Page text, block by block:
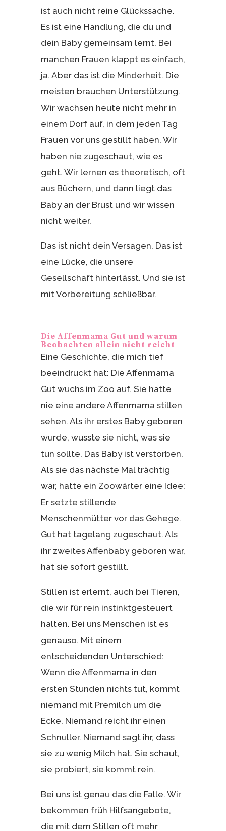
ist auch nicht reine Glückssache.
Es ist eine Handlung, die du und
dein Baby gemeinsam lernt. Bei
manchen Frauen klappt es einfach,
ja. Aber das ist die Minderheit. Die
meisten brauchen Unterstützung.
Wir wachsen heute nicht mehr in
einem Dorf auf, in dem jeden Tag
Frauen vor uns gestillt haben. Wir
haben nie zugeschaut, wie es
geht. Wir lernen es theoretisch, oft
aus Büchern, und dann liegt das
Baby an der Brust und wir wissen
nicht weiter.
Das ist nicht dein Versagen. Das ist
eine Lücke, die unsere
Gesellschaft hinterlässt. Und sie ist
mit Vorbereitung schließbar.
Die Affenmama Gut und warum
Beobachten allein nicht reicht
Eine Geschichte, die mich tief
beeindruckt hat: Die Affenmama
Gut wuchs im Zoo auf. Sie hatte
nie eine andere Affenmama stillen
sehen. Als ihr erstes Baby geboren
wurde, wusste sie nicht, was sie
tun sollte. Das Baby ist verstorben.
Als sie das nächste Mal trächtig
war, hatte ein Zoowärter eine Idee:
Er setzte stillende
Menschenmütter vor das Gehege.
Gut hat tagelang zugeschaut. Als
ihr zweites Affenbaby geboren war,
hat sie sofort gestillt.
Stillen ist erlernt, auch bei Tieren,
die wir für rein instinktgesteuert
halten. Bei uns Menschen ist es
genauso. Mit einem
entscheidenden Unterschied:
Wenn die Affenmama in den
ersten Stunden nichts tut, kommt
niemand mit Premilch um die
Ecke. Niemand reicht ihr einen
Schnuller. Niemand sagt ihr, dass
sie zu wenig Milch hat. Sie schaut,
sie probiert, sie kommt rein.
Bei uns ist genau das die Falle. Wir
bekommen früh Hilfsangebote,
die mit dem Stillen oft mehr